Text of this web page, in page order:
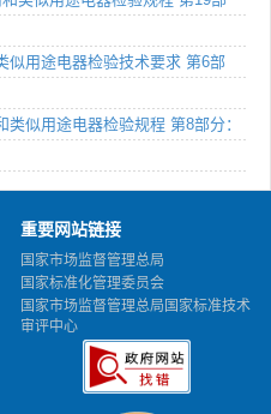
用途电器检验技术要求 第6部
似用途电器检验规程 第8部分：
重要网站链接
国家市场监督管理总局
国家标准化管理委员会
国家市场监督管理总局国家标准技术
审评中心